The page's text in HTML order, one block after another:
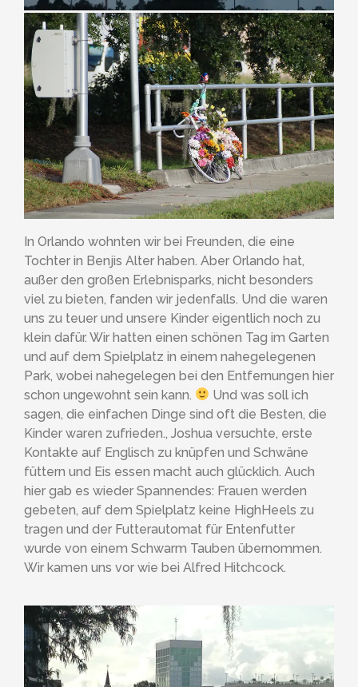
In Orlando wohnten wir bei Freunden, die eine
Tochter in Benjis Alter haben. Aber Orlando hat,
außer den großen Erlebnisparks, nicht besonders
viel zu bieten, fanden wir jedenfalls. Und die waren
uns zu teuer und unsere Kinder eigentlich noch zu
klein dafür. Wir hatten einen schönen Tag im Garten
und auf dem Spielplatz in einem nahegelegenen
Park, wobei nahegelegen bei den Entfernungen hier
schon ungewohnt sein kann.
Und was soll ich
sagen, die einfachen Dinge sind oft die Besten, die
Kinder waren zufrieden., Joshua versuchte, erste
Kontakte auf Englisch zu knüpfen und Schwäne
füttern und Eis essen macht auch glücklich. Auch
hier gab es wieder Spannendes: Frauen werden
gebeten, auf dem Spielplatz keine HighHeels zu
tragen und der Futterautomat für Entenfutter
wurde von einem Schwarm Tauben übernommen.
Wir kamen uns vor wie bei Alfred Hitchcock.